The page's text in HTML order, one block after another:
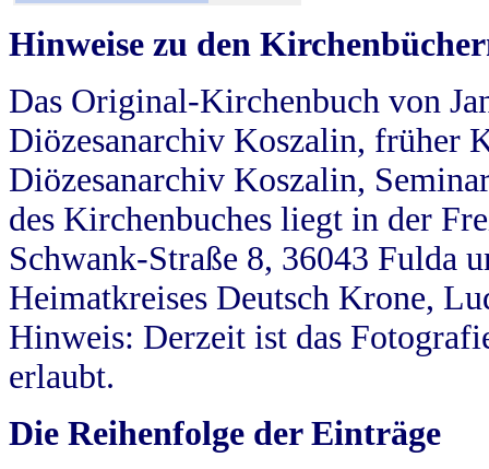
Hinweise zu den
Das Original-Kirchenbuch von
Diözesanarchiv Koszalin, früher
Diözesanarchiv Koszalin,
des Kirchenbuches liegt in der
Schwank-Straße 8, 36043 Fulda
Heimatkreises Deutsch Krone,
Hinweis: Derzeit ist das
erlaubt.
Die Reihenfolge der Einträge